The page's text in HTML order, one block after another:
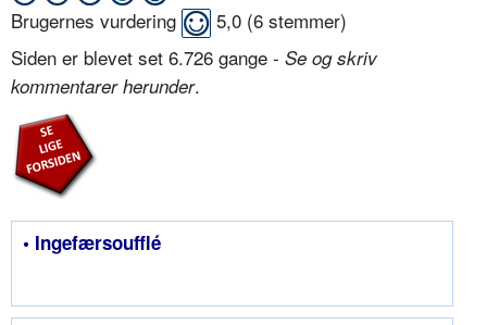
Brugernes vurdering 5,0 (6 stemmer)
Siden er blevet set 6.726 gange - Se og skriv
kommentarer herunder.
• Ingefærsoufflé